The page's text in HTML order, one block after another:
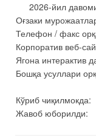
2026-йил
Оғзаки
Телефон / факс
Корпоратив веб-
Ягона интерактив
Бошқа усуллари
Кўриб чиқилмокда:
Жавоб юборилди: